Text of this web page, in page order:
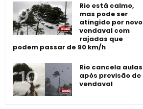
Rio está calmo,
mas pode ser
atingido por novo
vendaval com
rajadas que
podem passar de 90 km/h
Rio cancela aulas
após previsão de
vendaval